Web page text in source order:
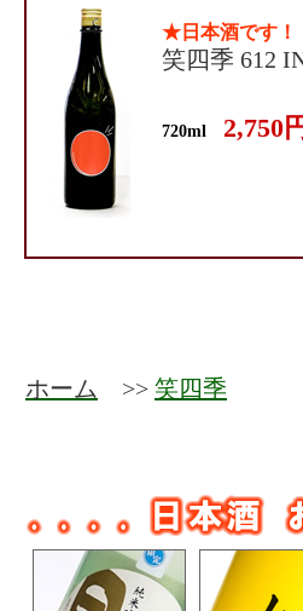
★日本酒です！
笑四季 612
720ml 2,750
ホーム >> 笑四季